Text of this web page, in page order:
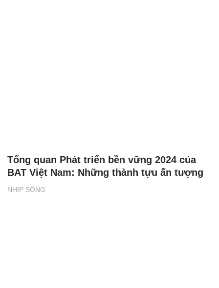
NHỊP SỐNG
Tổng quan Phát triển bền vững 2024 của
BAT Việt Nam: Những thành tựu ấn tượng